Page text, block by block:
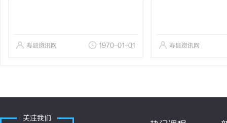
寿县资讯网 1970-01-01 寿县资讯网
关注我们